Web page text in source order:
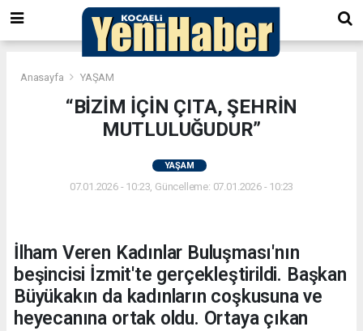
Anasayfa YAŞAM
“BİZİM İÇİN ÇITA, ŞEHRİN
MUTLULUĞUDUR”
YAŞAM
07.01.2026 - 10:23, Güncelleme: 07.01.2026 - 10:23
İlham Veren Kadınlar Buluşması'nın
beşincisi İzmit'te gerçekleştirildi. Başkan
Büyükakın da kadınların coşkusuna ve
heyecanına ortak oldu. Ortaya çıkan